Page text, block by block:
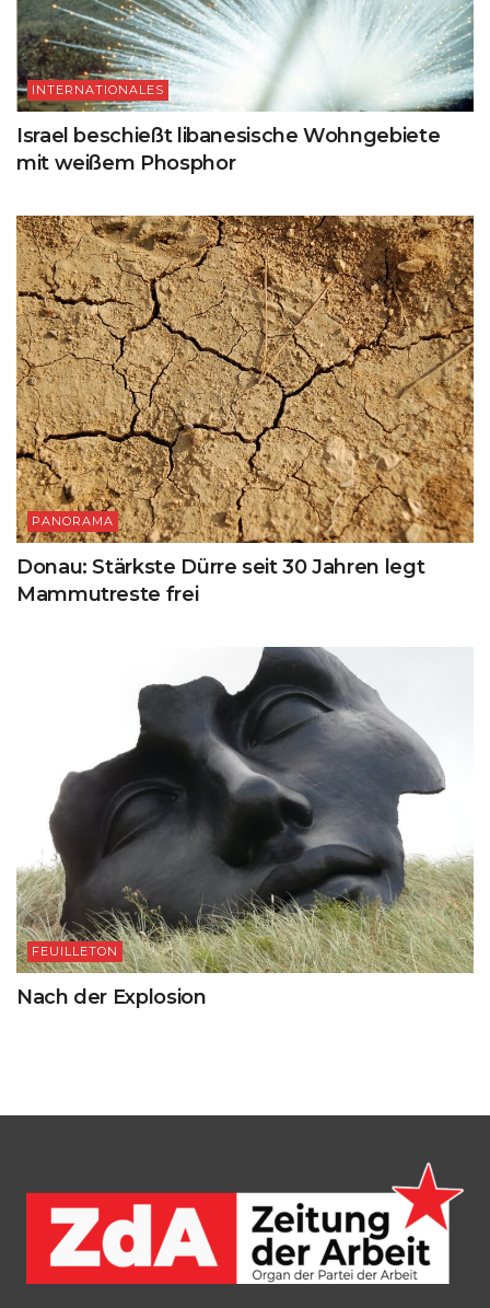
INTERNATIONALES
Israel beschießt libanesische Wohngebiete
mit weißem Phosphor
PANORAMA
Donau: Stärkste Dürre seit 30 Jahren legt
Mammutreste frei
FEUILLETON
Nach der Explosion